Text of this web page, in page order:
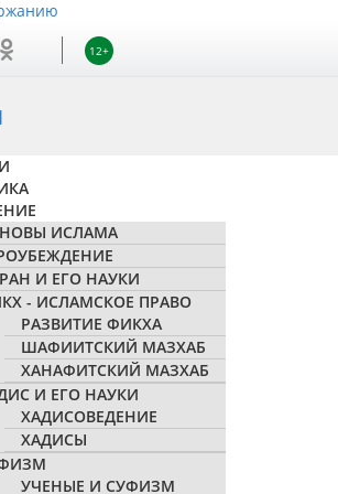
12+
ИСЛАМА
И ЕГО НАУКИ
- ИСЛАМСКОЕ ПРАВО
РАЗВИТИЕ ФИКХА
ШАФИИТСКИЙ МАЗХАБ
ХАНАФИТСКИЙ МАЗХАБ
И ЕГО НАУКИ
ХАДИСОВЕДЕНИЕ
ХАДИСЫ
УЧЕНЫЕ И СУФИЗМ